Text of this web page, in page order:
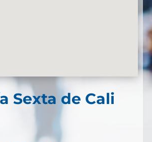
Sexta de Cali